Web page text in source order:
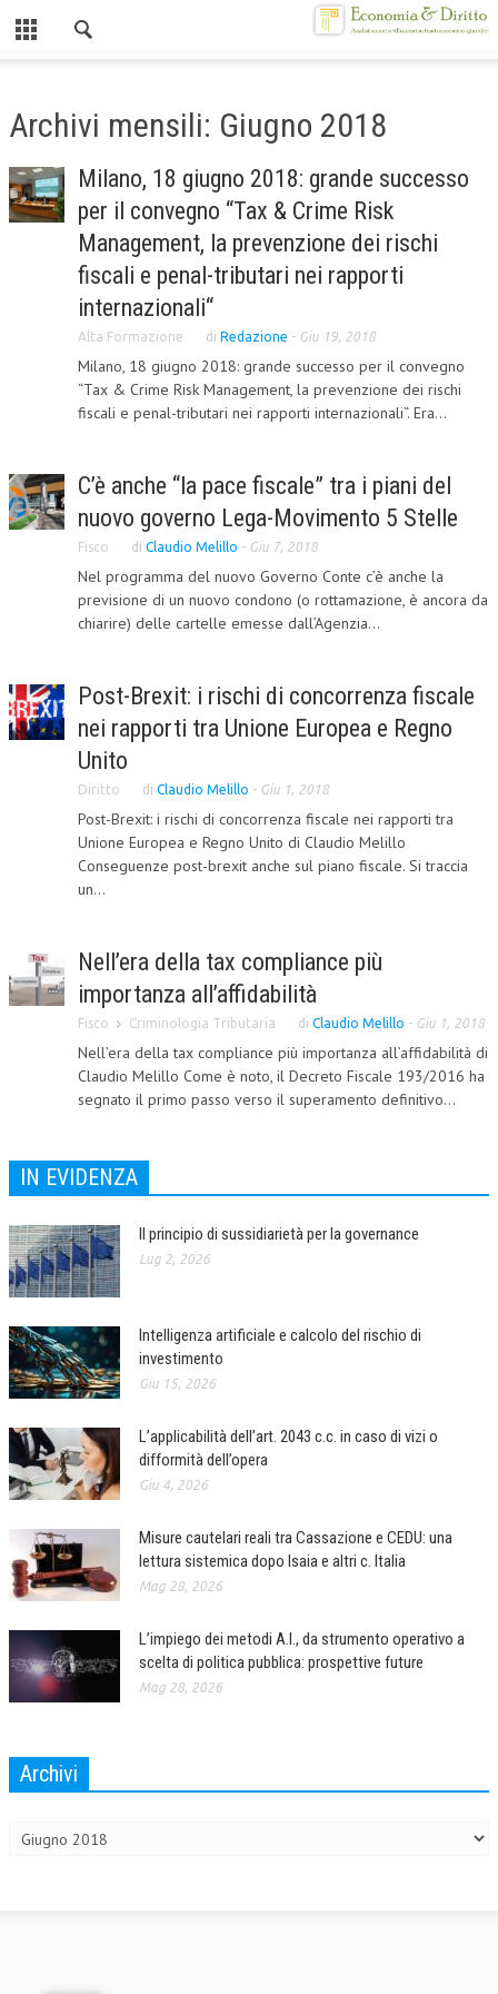
CHI SIAMO
MISSION
CONTATTI
CENTRO STUDI
ORGANIZZAZIONE
OBIETTIVI
ALTA FORMAZIONE
CORSI CE.S.E.D.
ARCHIVIO CORSI 2015
DIVENTA SOCIO
LA RIVISTA
LA RIVISTA
COMITATO SCIENTIFICO
REDAZIONE
CODICE ETICO
AUTORI
ECONOMIA
ECONOMIA DELL’ARTE
HUMAN RESOURCES
RISORSE UMANE
MARKETING
TREASURY IN FINANCIAL SERVICES
SVILUPPO SOSTENIBILE
PERSONA E CITTÀ
L’UMANISTA
DIRITTO
DIRITTO DEL LAVORO
DIRITTO DEL WEB
CRIMINOLOGIA E CRIMINALISTICA
Archivi mensili: Giugno 2018
Milano, 18 giugno 2018: grande successo
per il convegno “Tax & Crime Risk
Management, la prevenzione dei rischi
fiscali e penal-tributari nei rapporti
internazionali“
Alta Formazione di Redazione - Giu 19, 2018
Milano, 18 giugno 2018: grande successo per il convegno
“Tax & Crime Risk Management, la prevenzione dei rischi
fiscali e penal-tributari nei rapporti internazionali“. Era...
C’è anche “la pace fiscale” tra i piani del
nuovo governo Lega-Movimento 5 Stelle
Fisco di Claudio Melillo - Giu 7, 2018
Nel programma del nuovo Governo Conte c’è anche la
previsione di un nuovo condono (o rottamazione, è ancora da
chiarire) delle cartelle emesse dall’Agenzia...
Post-Brexit: i rischi di concorrenza fiscale
nei rapporti tra Unione Europea e Regno
Unito
Diritto di Claudio Melillo - Giu 1, 2018
Post-Brexit: i rischi di concorrenza fiscale nei rapporti tra
Unione Europea e Regno Unito di Claudio Melillo
Conseguenze post-brexit anche sul piano fiscale. Si traccia
un...
Nell’era della tax compliance più
importanza all’affidabilità
Fisco Criminologia Tributaria di Claudio Melillo - Giu 1, 2018
Nell’era della tax compliance più importanza all’affidabilità di
Claudio Melillo Come è noto, il Decreto Fiscale 193/2016 ha
segnato il primo passo verso il superamento definitivo...
IN EVIDENZA
Il principio di sussidiarietà per la governance
Lug 2, 2026
Intelligenza artificiale e calcolo del rischio di
investimento
Giu 15, 2026
L’applicabilità dell’art. 2043 c.c. in caso di vizi o
difformità dell’opera
Giu 4, 2026
Misure cautelari reali tra Cassazione e CEDU: una
lettura sistemica dopo Isaia e altri c. Italia
Mag 28, 2026
L’impiego dei metodi A.I., da strumento operativo a
scelta di politica pubblica: prospettive future
Mag 28, 2026
Archivi